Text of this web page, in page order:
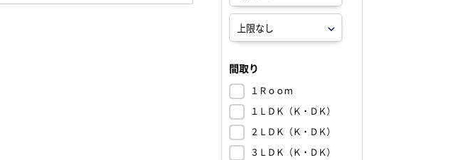
間取り
１Ｒｏｏｍ
１ＬＤＫ（Ｋ・ＤＫ）
２ＬＤＫ（Ｋ・ＤＫ）
３ＬＤＫ（Ｋ・ＤＫ）